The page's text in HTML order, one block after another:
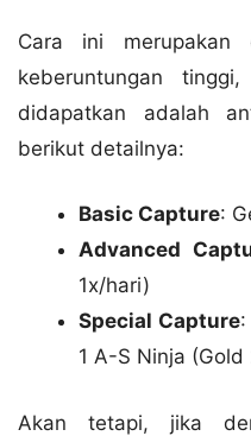
Cara ini merupakan
keberuntungan
didapatkan adalah
berikut detailnya:
Basic Capture:
Advanced
1x/hari)
Special Capture:
1 A-S Ninja (Gold
Akan tetapi, jika